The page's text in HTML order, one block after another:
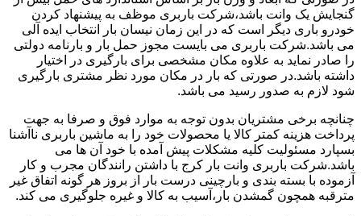
گنجایش یک وانت باشد،شرکت باربری موظف به پیشنهاد کردن
خودرو باری دیگر است که در این زمان نیسان بار انتخاب ایده آلی
می باشد.شرکت باربری می بایست مجوز حمل بار و بارنامه دولتی
را صادر نماید به علاوه مکان مشخصی برای بارگیری در اختیار
داشته باشد.در صورتی که بار در مکان مورد نظر مشتری بارگیری
شود لازم به صدور رسید می باشد.
چنانچه برخی مشتریان بدون توجه به موارد فوق و صرفا به جهت
پرداخت هزینه کمتر کالا یا محصولات خود را به ماشین باربری ناآشنا
بسپارد مسئولیت کلیه مشکلات پیش آمده با خود آن ها می
باشد.شرکت باربری وانت بار کرج با داشتن رانندگان مجرب و کار
آزموده با بسته بندی و بارچینی درست بار از بروز هر گونه اتفاق غیر
مترقبه همچون گمشدن بار،آسیب به کالا و غیره جلوگیری می کند.